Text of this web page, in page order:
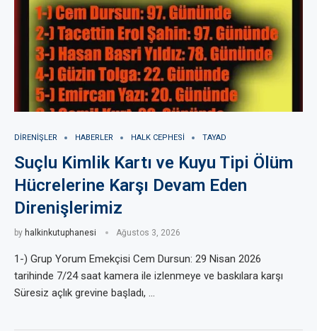
DIRENIŞLER HABERLER HALK CEPHESI TAYAD
Suçlu Kimlik Kartı ve Kuyu Tipi Ölüm
Hücrelerine Karşı Devam Eden
Direnişlerimiz
by halkinkutuphanesi Ağustos 3, 2026
1-) Grup Yorum Emekçisi Cem Dursun: 29 Nisan 2026
tarihinde 7/24 saat kamera ile izlenmeye ve baskılara karşı
Süresiz açlık grevine başladı, …